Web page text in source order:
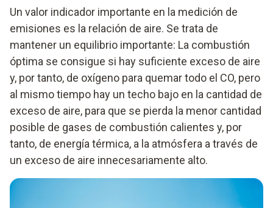
Un valor indicador importante en la medición de
emisiones es la relación de aire. Se trata de
mantener un equilibrio importante: La combustión
óptima se consigue si hay suficiente exceso de aire
y, por tanto, de oxígeno para quemar todo el CO, pero
al mismo tiempo hay un techo bajo en la cantidad de
exceso de aire, para que se pierda la menor cantidad
posible de gases de combustión calientes y, por
tanto, de energía térmica, a la atmósfera a través de
un exceso de aire innecesariamente alto.